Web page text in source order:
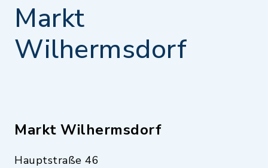
Markt
Wilhermsdorf
Markt Wilhermsdorf
Hauptstraße 46